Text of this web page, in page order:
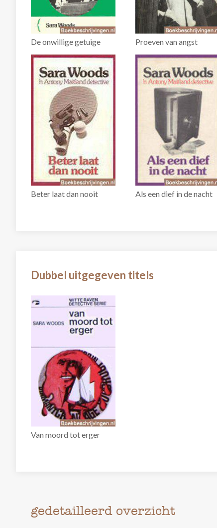
De onwillige getuige Proeven van angst
Beter laat dan nooit Als een dief in de nacht
Dubbel uitgegeven titels
Van moord tot erger
gedetailleerd overzicht